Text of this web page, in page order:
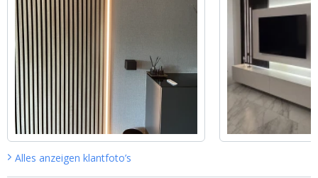
Alles anzeigen klantfoto’s